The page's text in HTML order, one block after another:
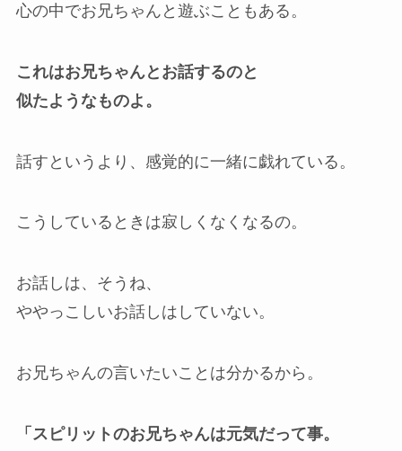
心の中でお兄ちゃんと遊ぶこともある。
これはお兄ちゃんとお話するのと
似たようなものよ。
話すというより、感覚的に一緒に戯れている。
こうしているときは寂しくなくなるの。
お話しは、そうね、
ややっこしいお話しはしていない。
お兄ちゃんの言いたいことは分かるから。
「スピリットのお兄ちゃんは元気だって事。